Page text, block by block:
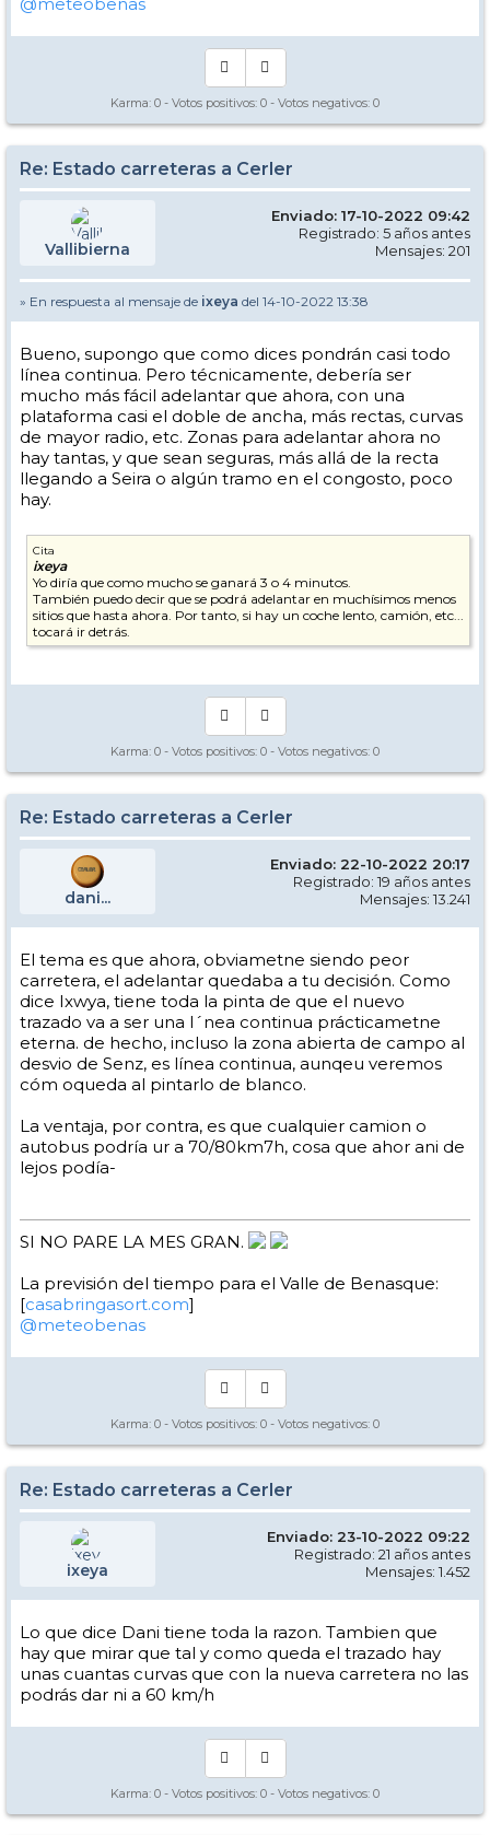
Karma: 0 - Votos positivos: 0 - Votos negativos: 0
Re: Estado carreteras a Cerler
Vallibierna
Enviado: 17-10-2022 09:42
Registrado: 5 años antes
Mensajes: 201
» En respuesta al mensaje de ixeya del 14-10-2022 13:38
Bueno, supongo que como dices pondrán casi todo
línea continua. Pero técnicamente, debería ser
mucho más fácil adelantar que ahora, con una
plataforma casi el doble de ancha, más rectas, curvas
de mayor radio, etc. Zonas para adelantar ahora no
hay tantas, y que sean seguras, más allá de la recta
llegando a Seira o algún tramo en el congosto, poco
hay.
Cita
ixeya
Yo diría que como mucho se ganará 3 o 4 minutos.
También puedo decir que se podrá adelantar en muchísimos menos
sitios que hasta ahora. Por tanto, si hay un coche lento, camión, etc...
tocará ir detrás.
Karma: 0 - Votos positivos: 0 - Votos negativos: 0
Re: Estado carreteras a Cerler
dani...
Enviado: 22-10-2022 20:17
Registrado: 19 años antes
Mensajes: 13.241
El tema es que ahora, obviametne siendo peor
carretera, el adelantar quedaba a tu decisión. Como
dice Ixwya, tiene toda la pinta de que el nuevo
trazado va a ser una l´nea continua prácticametne
eterna. de hecho, incluso la zona abierta de campo al
desvio de Senz, es línea continua, aunqeu veremos
cóm oqueda al pintarlo de blanco.
La ventaja, por contra, es que cualquier camion o
autobus podría ur a 70/80km7h, cosa que ahor ani de
lejos podía-
SI NO PARE LA MES GRAN.
La previsión del tiempo para el Valle de Benasque:
[casabringasort.com]
@meteobenas
Karma: 0 - Votos positivos: 0 - Votos negativos: 0
Re: Estado carreteras a Cerler
ixeya
Enviado: 23-10-2022 09:22
Registrado: 21 años antes
Mensajes: 1.452
Lo que dice Dani tiene toda la razon. Tambien que
hay que mirar que tal y como queda el trazado hay
unas cuantas curvas que con la nueva carretera no las
podrás dar ni a 60 km/h
Karma: 0 - Votos positivos: 0 - Votos negativos: 0